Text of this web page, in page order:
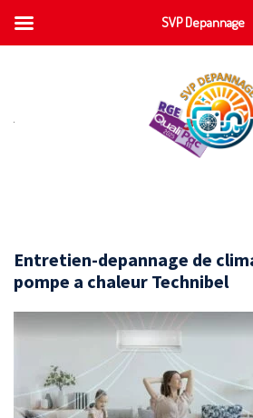
Entretien-depannage de
pompe a chaleur Technibel
SVP Depannage